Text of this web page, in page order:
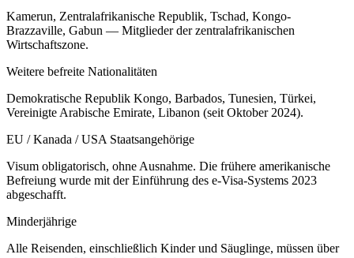
Kamerun, Zentralafrikanische Republik, Tschad, Kongo-
Brazzaville, Gabun — Mitglieder der zentralafrikanischen
Wirtschaftszone.
Weitere befreite Nationalitäten
Demokratische Republik Kongo, Barbados, Tunesien, Türkei,
Vereinigte Arabische Emirate, Libanon (seit Oktober 2024).
EU / Kanada / USA Staatsangehörige
Visum obligatorisch, ohne Ausnahme. Die frühere amerikanische
Befreiung wurde mit der Einführung des e-Visa-Systems 2023
abgeschafft.
Minderjährige
Alle Reisenden, einschließlich Kinder und Säuglinge, müssen über